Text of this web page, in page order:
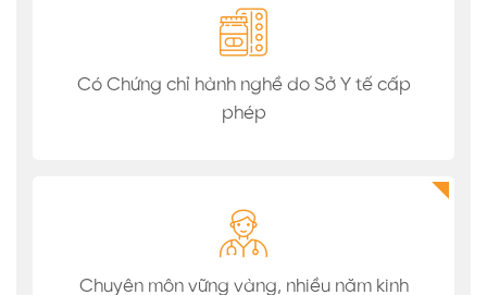
Có Chứng chỉ hành nghề do Sở Y tế cấp
phép
Chuyên môn vững vàng, nhiều năm kinh